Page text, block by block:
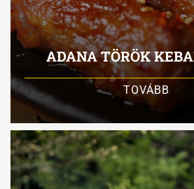
ADANA TÖRÖK
TOVÁBB